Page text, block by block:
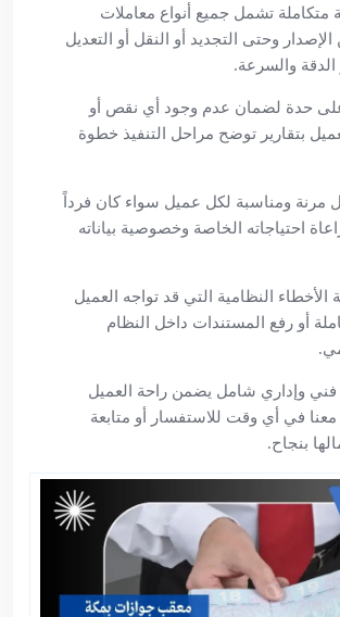
متكاملة تشمل جميع أنواع معاملات
الإصدار وحتى التجديد أو النقل أو التعديل
والسرعة.
على حدة لضمان عدم وجود أي نقص أو
بتقارير توضح مراحل التنفيذ خطوة
مرنة ومناسبة لكل عميل سواء كان فرداً
احتياجاته الخاصة وخصوصية بياناته
النظامية التي قد تواجه العميل
أو رفع المستندات داخل النظام
فني وإداري شامل يضمن راحة العميل
في أي وقت للاستفسار أو متابعة
بنجاح.